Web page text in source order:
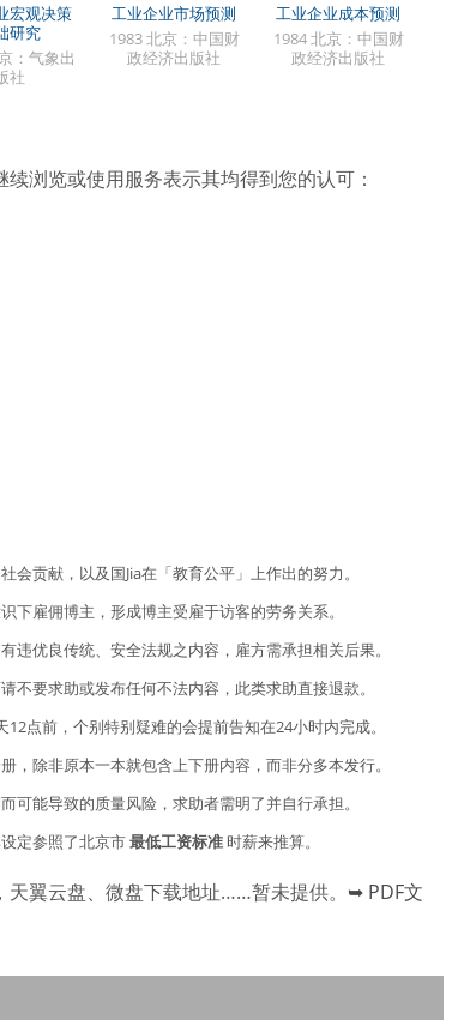
宏观决策
研究
：气象出
社
工业企业市场预测
1983 北京：中国财
政经济出版社
工业企业成本预测
1984 北京：中国财
政经济出版社
浏览或使用服务表示其均得到您的认可：
贡献，以及国Jia在「教育公平」上作出的努力。
雇佣博主，形成博主受雇于访客的劳务关系。
优良传统、安全法规之内容，雇方需承担相关后果。
要求助或发布任何不法内容，此类求助直接退款。
点前，个别特别疑难的会提前告知在24小时内完成。
除非原本一本就包含上下册内容，而非分多本发行。
能导致的质量风险，求助者需明了并自行承担。
定参照了北京市最低工资标准时薪来推算。
翼云盘、微盘下载地址……暂未提供。 ➥ PDF文